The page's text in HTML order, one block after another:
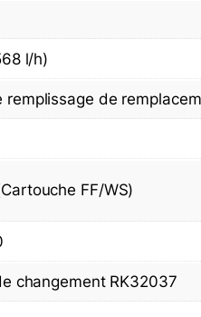
l/h)
remplissage de
FF/WS)
changement RK32037